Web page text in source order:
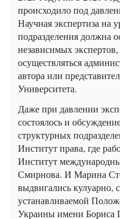
происходило под
Научная экспертиза на
подразделения должна
независимых
осуществляться
автора или
Университета.
Даже при давлении
состоялось и
структурных
Институт права, где
Институт
Смирнова. И Марина
выдвигались
устанавливаемой
Украины имени Бориса